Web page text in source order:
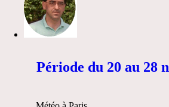
Période du 20 au 28